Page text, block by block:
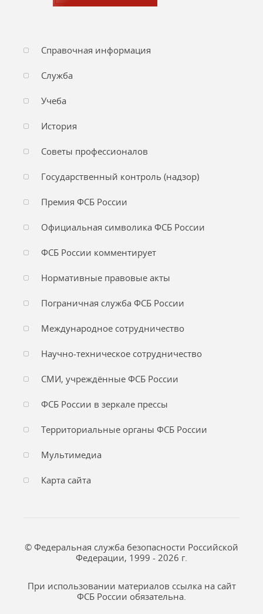
Справочная информация
Служба
Учеба
История
Советы профессионалов
Государственный контроль (надзор)
Премия ФСБ России
Официальная символика ФСБ России
ФСБ России комментирует
Нормативные правовые акты
Пограничная служба ФСБ России
Международное сотрудничество
Научно-техническое сотрудничество
СМИ, учреждённые ФСБ России
ФСБ России в зеркале прессы
Территориальные органы ФСБ России
Мультимедиа
Карта сайта
© Федеральная служба безопасности Российской
Федерации, 1999 - 2026 г.
При использовании материалов ссылка на сайт
ФСБ России обязательна.